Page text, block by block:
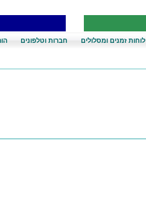
לוחות זמנים ומסלולים חברות וטלפונים